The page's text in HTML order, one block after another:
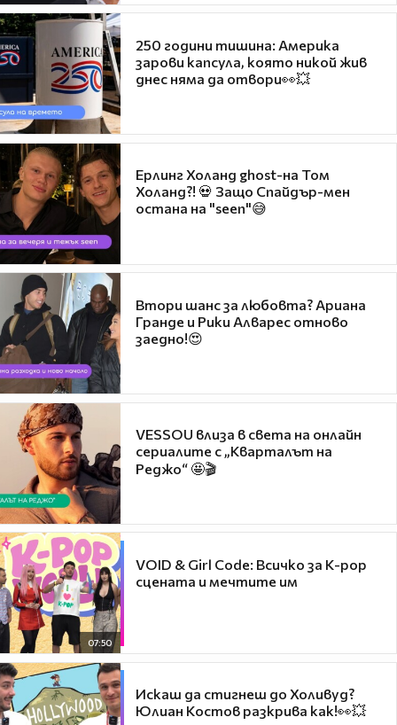
250 години тишина: Америка
зарови капсула, която никой жив
днес няма да отвори👀💥
Ерлинг Холанд ghost-на Том
Холанд?! 💀 Защо Спайдър-мен
остана на "seen"😅
Втори шанс за любовта? Ариана
Гранде и Рики Алварес отново
заедно!😍
VESSOU влиза в света на онлайн
сериалите с „Кварталът на
Реджо“ 🤩🎬
07:50
VOID & Girl Code: Всичко за K-pop
сцената и мечтите им
Искаш да стигнеш до Холивуд?
Юлиан Костов разкрива как!👀💥